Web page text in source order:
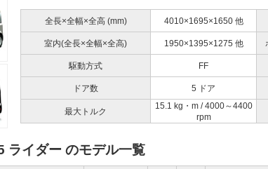
全長×全幅×全高 (mm)
4010×1695×1650 他
室内(全長×全幅×全高) 1950×1395×1275 他
駆動方式 FF
ドア数 5 ドア
最大トルク
15.1 kg・m / 4000～4400
rpm
ライダー のモデル一覧